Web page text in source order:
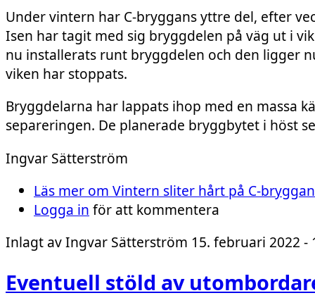
Under vintern har C-bryggans yttre del, efter
Isen har tagit med sig bryggdelen på väg ut i
nu installerats runt bryggdelen och den ligger
viken har stoppats.
Bryggdelarna har lappats ihop med en massa
separeringen. De planerade bryggbytet i höst
Ingvar Sätterström
Läs mer om Vintern sliter hårt på C-bryggan
Logga in för att kommentera
Inlagt avIngvar Sätterström 15. februari 2022 -
Eventuell stöld av